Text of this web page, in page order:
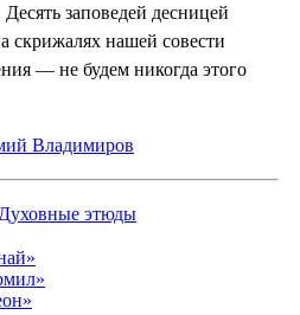
Десять заповедей десницей
скрижалях нашей совести
— не будем никогда этого
Владимиров
Духовные этюды